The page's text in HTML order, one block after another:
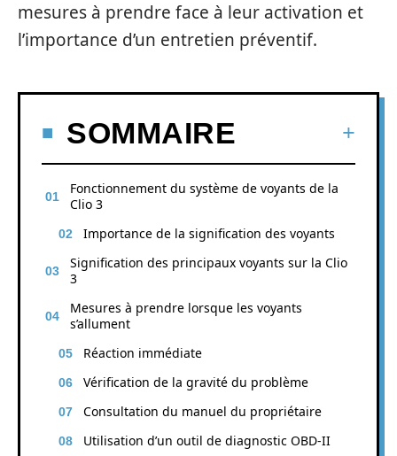
mesures à prendre face à leur activation et
l’importance d’un entretien préventif.
SOMMAIRE
Fonctionnement du système de voyants de la
Clio 3
Importance de la signification des voyants
Signification des principaux voyants sur la Clio
3
Mesures à prendre lorsque les voyants
s’allument
Réaction immédiate
Vérification de la gravité du problème
Consultation du manuel du propriétaire
Utilisation d’un outil de diagnostic OBD-II